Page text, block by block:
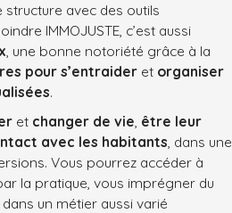
structure avec des outils
IMMOJUSTE, c’est aussi
, une bonne notoriété grâce à la
pour s’entraider et organiser
.
et changer de vie, être leur
avec les habitants, dans une
Vous pourrez accéder à
la pratique, vous imprégner du
dans un métier aussi varié